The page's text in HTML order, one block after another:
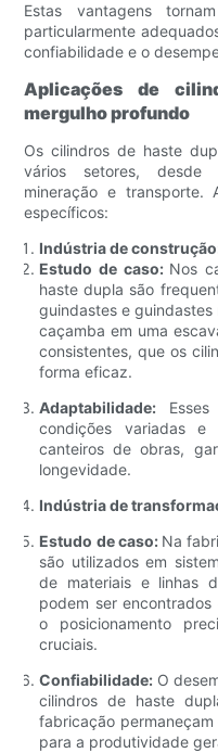
Estas vantagens
particularmente
confiabilidade e o
Aplicações de
mergulho profundo
Os cilindros de haste
vários setores, desde
mineração e transporte.
específicos:
Indústria de
Estudo de caso: Nos
haste dupla são
guindastes e
caçamba em uma
consistentes, que os
forma eficaz.
Adaptabilidade:
condições variadas e
canteiros de obras,
longevidade.
Indústria de
Estudo de caso: Na
são utilizados em
de materiais e linhas
podem ser
o posicionamento
cruciais.
Confiabilidade: O
cilindros de haste
fabricação
para a produtividade